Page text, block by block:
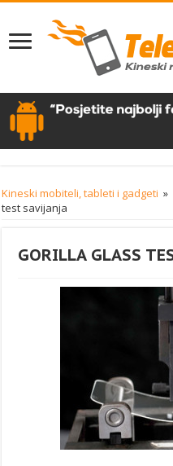
Kineski mobiteli, tableti i gadgeti »
test savijanja
GORILLA GLASS